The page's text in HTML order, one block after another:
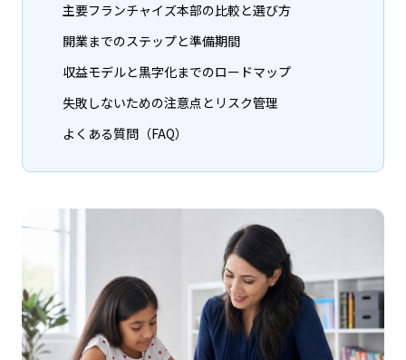
主要フランチャイズ本部の比較と選び方
開業までのステップと準備期間
収益モデルと黒字化までのロードマップ
失敗しないための注意点とリスク管理
よくある質問（FAQ）